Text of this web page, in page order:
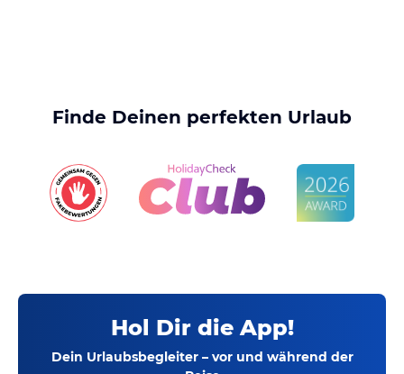
Finde Deinen perfekten Urlaub
Hol Dir die App!
Dein Urlaubsbegleiter – vor und während der